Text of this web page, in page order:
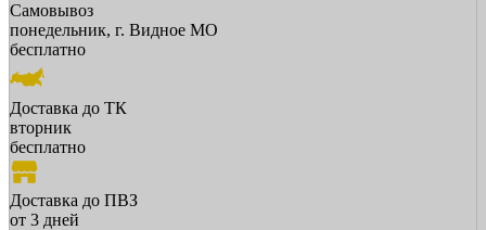
Самовывоз
понедельник, г. Видное МО
бесплатно
Доставка до ТК
вторник
бесплатно
Доставка до ПВЗ
от 3 дней